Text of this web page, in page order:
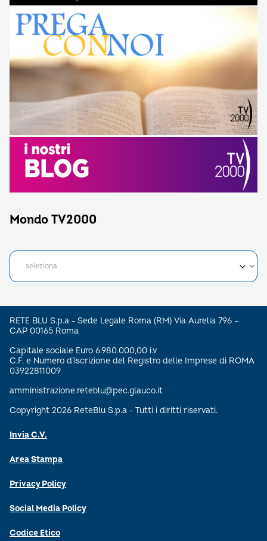
Mondo TV2000
RETE BLU S.p.a - Sede Legale Roma (RM) Via Aurelia 796 –
CAP 00165 Roma
Capitale sociale Euro 6.980.000,00 i.v
C.F. e Numero d’iscrizione del Registro delle Imprese di ROMA
03922811009
amministrazione.reteblu@pec.glauco.it
Copyright 2026 ReteBlu S.p.a - Tutti i diritti riservati.
Invia C.V.
Area Stampa
Privacy Policy
Social Media Policy
Codice Etico